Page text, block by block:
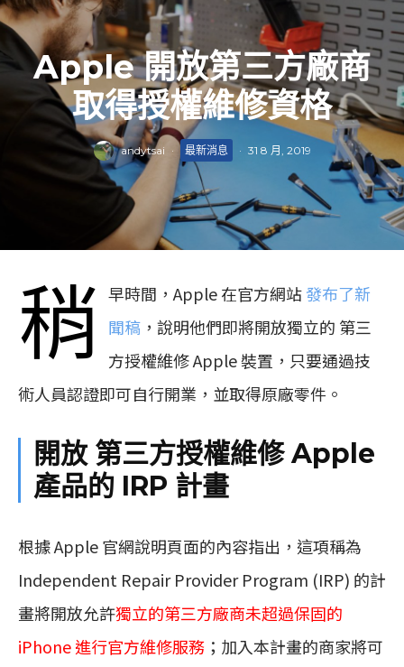
Apple 開放第三方廠商
取得授權維修資格
andytsai · 最新消息 · 31 8 月, 2019
稍 早時間，Apple 在官方網站發布了新
聞稿 ，說明他們即將開放獨立的 第三
方授權維修 Apple 裝置，只要通過技
術人員認證即可自行開業，並取得原廠零件。
開放 第三方授權維修 Apple
產品的 IRP 計畫
根據 Apple 官網說明頁面的內容指出，這項稱為
Independent Repair Provider Program (IRP) 的計
畫將開放允許獨立的第三方廠商未超過保固的
iPhone 進行官方維修服務 ；加入本計畫的商家將可